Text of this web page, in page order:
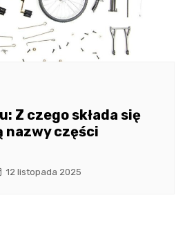
Z czego składa się
nazwy części
12 listopada 2025